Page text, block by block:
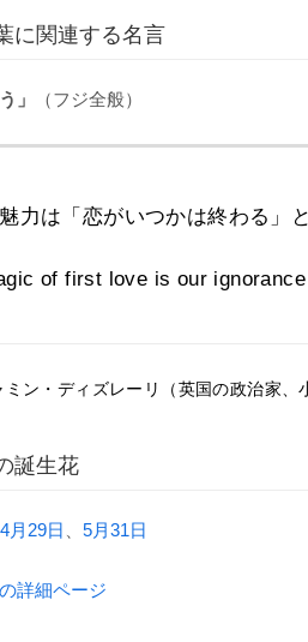
に関連する名言
」 （フジ全般）
力は「恋がいつかは終わる」
of first love is our
ミン・ディズレーリ（英国の政治家、
誕生花
4月29日 5月31日
詳細ページ